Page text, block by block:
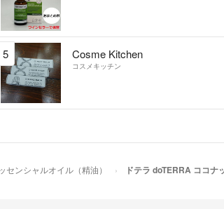
5 Cosme Kitchen
コスメキッチン
センシャルオイル（精油） ドテラ doTERRA ココナ